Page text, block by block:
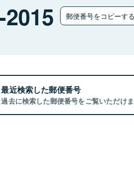
郵便番号をコピーする
最近検索した郵便番号
過去に検索した郵便番号をご覧いただけま